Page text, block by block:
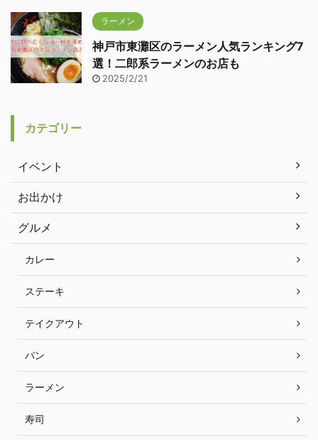
ラーメン
神戸市東灘区のラーメン人気ランキング7
選！二郎系ラーメンのお店も
2025/2/21
カテゴリー
イベント
お出かけ
グルメ
カレー
ステーキ
テイクアウト
パン
ラーメン
寿司